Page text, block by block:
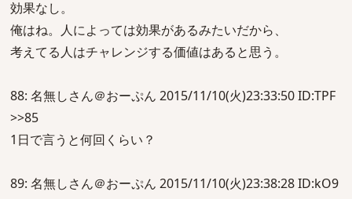
効果なし。
俺はね。人によっては効果があるみたいだから、
考えてる人はチャレンジする価値はあると思う。
88: 名無しさん＠おーぷん 2015/11/10(火)23:33:50 ID:TPF
>>85
1日で言うと何回くらい？
89: 名無しさん＠おーぷん 2015/11/10(火)23:38:28 ID:kO9